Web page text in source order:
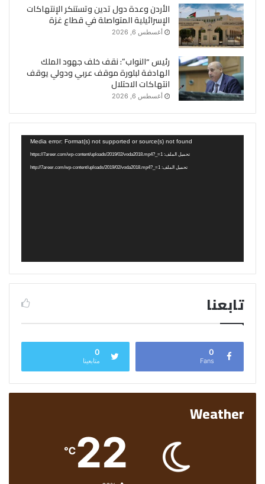
الأردن وعدة دول تدين وتستنكر الإنتهاكات
الإسرائيلية المتواصلة في قطاع غزة
أغسطس 6, 2026
رئيس “النواب”: نقف خلف جهود الملك
الهادفة لبلورة موقف عربي ودولي يوقف
انتهاكات الاحتلال
أغسطس 6, 2026
Media error: Format(s) not supported or source(s) not found
تحميل الملف: https://7areer.com/wp-content/uploads/2019/02/voda2018.mp4?_=1
تحميل الملف: http://7areer.com/wp-content/uploads/2019/02/voda2018.mp4?_=1
تابعنا
0
Fans
0
متابعينا
Weather
22
℃